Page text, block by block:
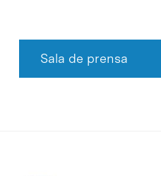
Sala de prensa